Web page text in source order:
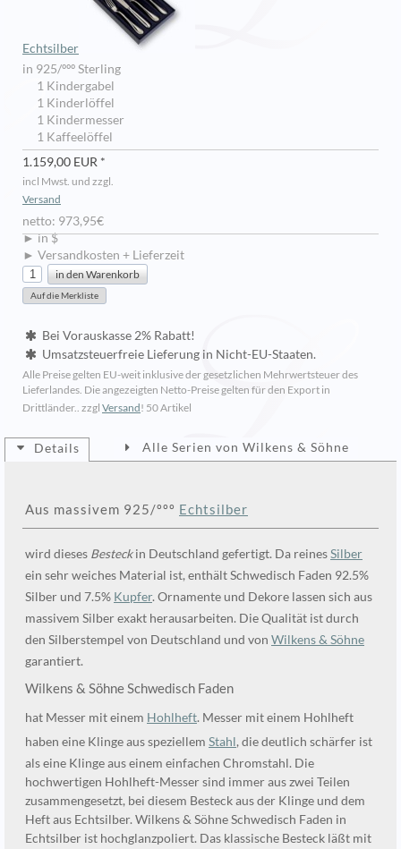
Echtsilber
in 925/ººº Sterling
1 Kindergabel
1 Kinderlöffel
1 Kindermesser
1 Kaffeelöffel
1.159,00 EUR *
incl Mwst. und zzgl.
Versand
netto: 973,95€
► in $
► Versandkosten + Lieferzeit
Bei Vorauskasse 2% Rabatt!
Umsatzsteuerfreie Lieferung in Nicht-EU-Staaten.
Alle Preise gelten EU-weit inklusive der gesetzlichen Mehrwertsteuer des
Lieferlandes. Die angezeigten Netto-Preise gelten für den Export in
Drittländer.. zzgl Versand! 50 Artikel
Details
Aus massivem 925/ººº Echtsilber
wird dieses Besteckin Deutschland gefertigt. Da reinesSilber
ein sehr weiches Material ist, enthält Schwedisch Faden 92.5%
Silber und 7.5% Kupfer. Ornamente und Dekore lassen sich aus
massivem Silber exakt herausarbeiten. Die Qualität ist durch
den Silberstempel von Deutschland und von Wilkens & Söhne
garantiert.
Wilkens & Söhne Schwedisch Faden
hat Messer mit einem Hohlheft. Messer mit einem Hohlheft
haben eine Klinge aus speziellem Stahl, die deutlich schärfer ist
als eine Klinge aus einem einfachen Chromstahl. Die
hochwertigen Hohlheft-Messer sind immer aus zwei Teilen
zusammengesetzt, bei diesem Besteck aus der Klinge und dem
Heft aus Echtsilber. Wilkens & Söhne Schwedisch Faden in
Echtsilber ist hochglanzpoliert. Das klassische Besteck läßt mit
Alle Serien von Wilkens & Söhne